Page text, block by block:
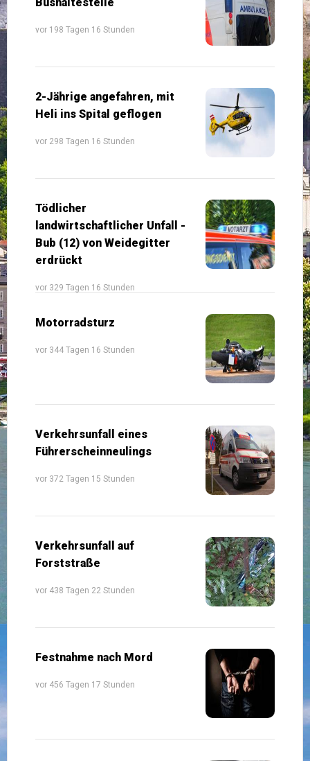
vor 198 Tagen 16 Stunden
2-Jährige angefahren, mit
Heli ins Spital geflogen
vor 298 Tagen 16 Stunden
Tödlicher
landwirtschaftlicher Unfall -
Bub (12) von Weidegitter
erdrückt
vor 329 Tagen 16 Stunden
Motorradsturz
vor 344 Tagen 16 Stunden
Verkehrsunfall eines
Führerscheinneulings
vor 372 Tagen 15 Stunden
Verkehrsunfall auf
Forststraße
vor 438 Tagen 22 Stunden
Festnahme nach Mord
vor 456 Tagen 17 Stunden